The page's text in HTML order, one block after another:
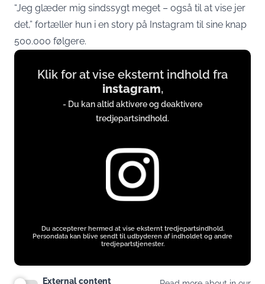
“Jeg glæder mig sindssygt meget – også til at vise jer
det,” fortæller hun i en story på Instagram til sine knap
500.000 følgere.
Display
content
instagram.com
Klik for at vise eksternt indhold fra
instagram,
- Du kan altid aktivere og deaktivere
tredjepartsindhold.
Du accepterer hermed at vise eksternt tredjepartsindhold.
Persondata kan blive sendt til udbyderen af indholdet og andre
tredjepartstjenester.
External content